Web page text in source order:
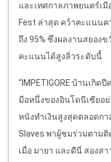
และเทศกาลภาพยนตร์เมื
Fest ล่าสุด คว้าคะแนนค
ถึง 95% ซึ่งผลงานสยอง
คะแนนได้สูงลิ่วระดับนี้
“IMPETIGORE บ้านเกิด
มือหนึ่งของอินโดนีเซียอย่
หนังทำเงินสูงสุดตลอดก
Slaves พาผู้ชมร่วมตาม
เมื่อ มายา และดีนี่ สองส